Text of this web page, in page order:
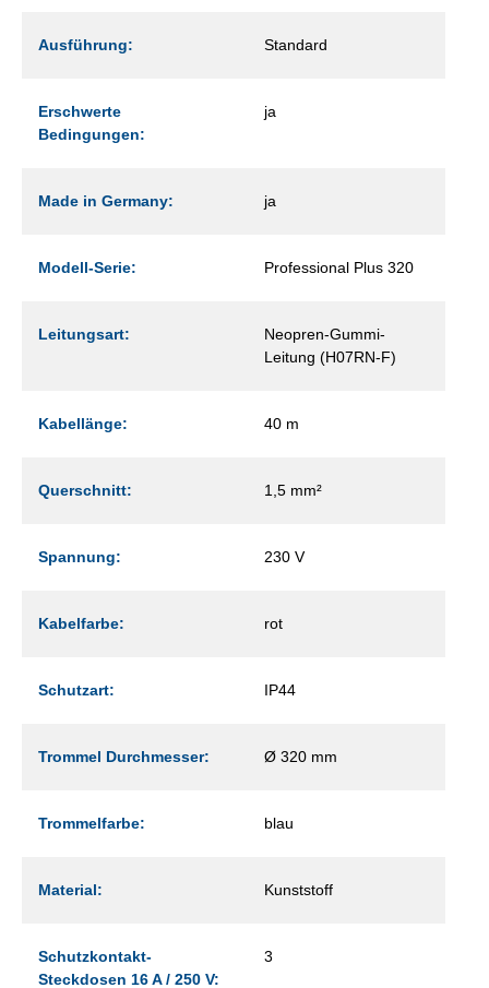
Ausführung: Standard
Erschwerte
Bedingungen:
ja
Made in Germany: ja
Modell-Serie: Professional Plus 320
Leitungsart:
Neopren-Gummi-
Leitung (H07RN-F)
Kabellänge: 40 m
Querschnitt: 1,5 mm²
Spannung: 230 V
Kabelfarbe: rot
Schutzart: IP44
Trommel Durchmesser: Ø 320 mm
Trommelfarbe: blau
Material: Kunststoff
Schutzkontakt-
Steckdosen 16 A / 250 V:
3